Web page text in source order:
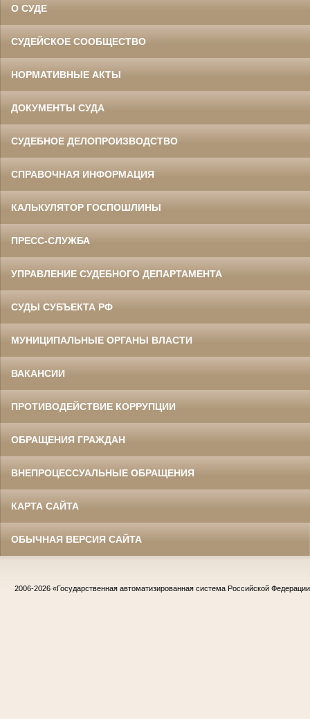
О СУДЕ
СУДЕЙСКОЕ СООБЩЕСТВО
НОРМАТИВНЫЕ АКТЫ
ДОКУМЕНТЫ СУДА
СУДЕБНОЕ ДЕЛОПРОИЗВОДСТВО
СПРАВОЧНАЯ ИНФОРМАЦИЯ
КАЛЬКУЛЯТОР ГОСПОШЛИНЫ
ПРЕСС-СЛУЖБА
УПРАВЛЕНИЕ СУДЕБНОГО ДЕПАРТАМЕНТА
СУДЫ СУБЪЕКТА РФ
МУНИЦИПАЛЬНЫЕ ОРГАНЫ ВЛАСТИ
ВАКАНСИИ
ПРОТИВОДЕЙСТВИЕ КОРРУПЦИИ
ОБРАЩЕНИЯ ГРАЖДАН
ВНЕПРОЦЕССУАЛЬНЫЕ ОБРАЩЕНИЯ
КАРТА САЙТА
ОБЫЧНАЯ ВЕРСИЯ САЙТА
2006-2026 «Государственная автоматизированная система Российской